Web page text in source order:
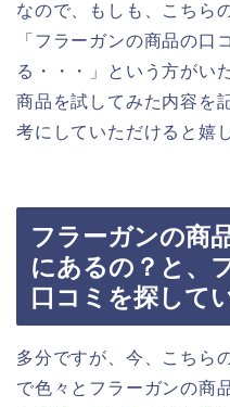
なので、もしも、こちら
「フラーガンの商品の口
る・・・」という方がい
商品を試してみた内容を
考にしていただけると嬉
フラーガンの商
にあるの？と、
口コミを探して
多分ですが、今、こちら
で色々とフラーガンの商